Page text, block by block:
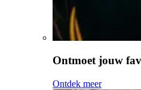
Ontmoet jouw
Ontdek meer